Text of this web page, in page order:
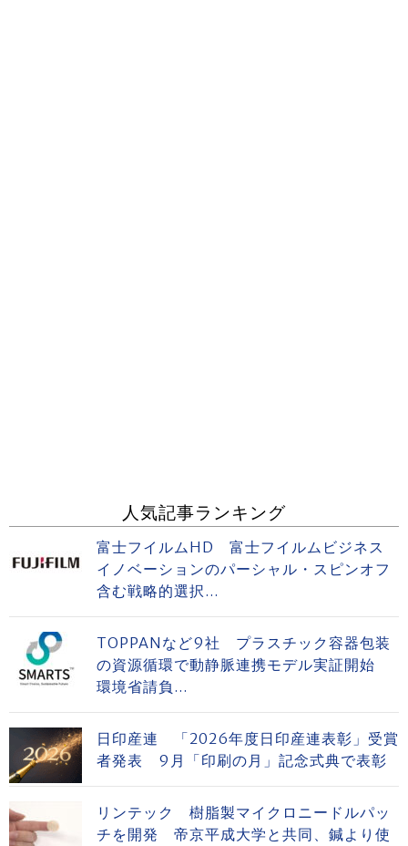
人気記事ランキング
富士フイルムHD 富士フイルムビジネス
イノベーションのパーシャル・スピンオフ
含む戦略的選択...
TOPPANなど9社 プラスチック容器包装
の資源循環で動静脈連携モデル実証開始
環境省請負...
日印産連 「2026年度日印産連表彰」受賞
者発表 9月「印刷の月」記念式典で表彰
リンテック 樹脂製マイクロニードルパッ
チを開発 帝京平成大学と共同、鍼より使